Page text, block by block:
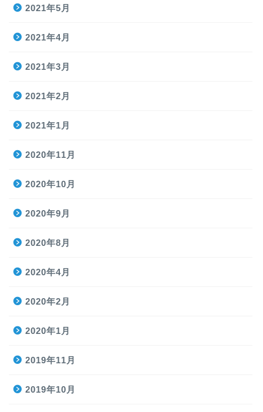
2021年5月
2021年4月
2021年3月
2021年2月
2021年1月
2020年11月
2020年10月
2020年9月
2020年8月
2020年4月
2020年2月
2020年1月
2019年11月
2019年10月